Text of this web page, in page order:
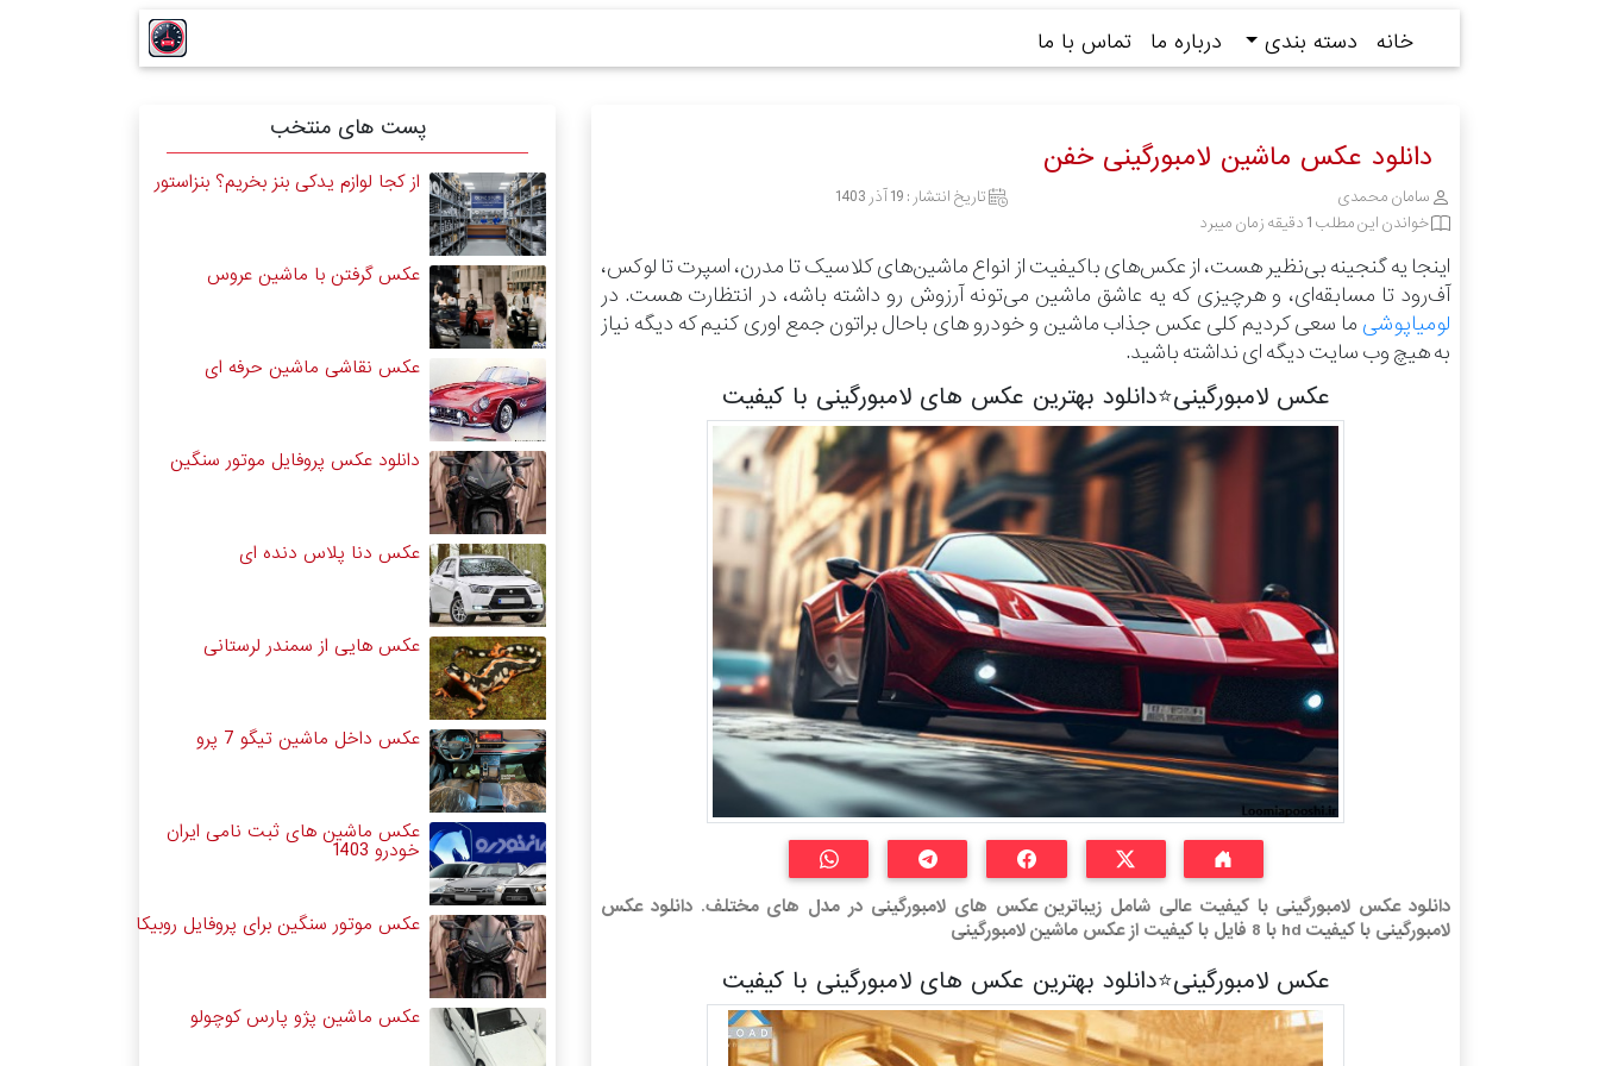
خانه دسته بندی درباره ما تماس با ما
دانلود عکس ماشین لامبورگینی خفن
سامان محمدی تاریخ انتشار : 19 آذر 1403
خواندن این مطلب 1 دقیقه زمان میبرد
اینجا یه گنجینه بی‌نظیر هست، از عکس‌های باکیفیت از انواع ماشین‌های کلاسیک تا مدرن، اسپرت تا لوکس،
آف‌رود تا مسابقه‌ای، و هرچیزی که یه عاشق ماشین می‌تونه آرزوش رو داشته باشه، در انتظارت هست. در
لومیاپوشی ما سعی کردیم کلی عکس جذاب ماشین و خودرو های باحال براتون جمع اوری کنیم که دیگه نیاز
به هیچ وب سایت دیگه ای نداشته باشید.
عکس لامبورگینی⭐دانلود بهترین عکس های لامبورگینی با کیفیت
دانلود عکس لامبورگینی با کیفیت عالی شامل زیباترین عکس های لامبورگینی در مدل های مختلف. دانلود عکس
لامبورگینی با کیفیت hd با 8 فایل با کیفیت از عکس ماشین لامبورگینی
عکس لامبورگینی⭐دانلود بهترین عکس های لامبورگینی با کیفیت
پست های منتخب
از کجا لوازم یدکی بنز بخریم؟ بنزاستور
عکس گرفتن با ماشین عروس
عکس نقاشی ماشین حرفه ای
دانلود عکس پروفایل موتور سنگین
عکس دنا پلاس دنده ای
عکس هایی از سمندر لرستانی
عکس داخل ماشین تیگو 7 پرو
عکس ماشین های ثبت نامی ایران
خودرو 1403
عکس موتور سنگین برای پروفایل روبیکا
عکس ماشین پژو پارس کوچولو